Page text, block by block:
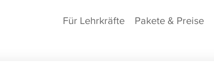
Für Lehrkräfte Pakete & Preise